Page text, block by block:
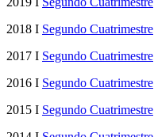
2018 I Segundo Cuatrimestre
2017 I Segundo Cuatrimestre
2016 I Segundo Cuatrimestre
2015 I Segundo Cuatrimestre